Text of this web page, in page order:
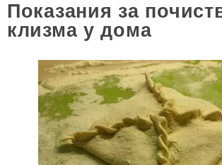
Показания за
клизма у дома